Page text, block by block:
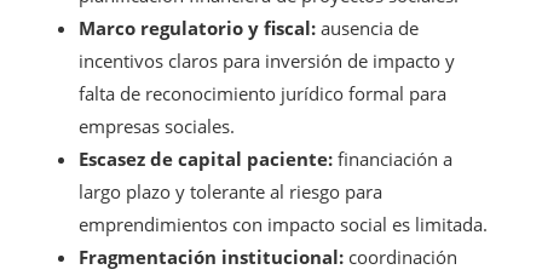
Marco regulatorio y fiscal: ausencia de
incentivos claros para inversión de impacto y
falta de reconocimiento jurídico formal para
empresas sociales.
Escasez de capital paciente: financiación a
largo plazo y tolerante al riesgo para
emprendimientos con impacto social es limitada.
Fragmentación institucional: coordinación